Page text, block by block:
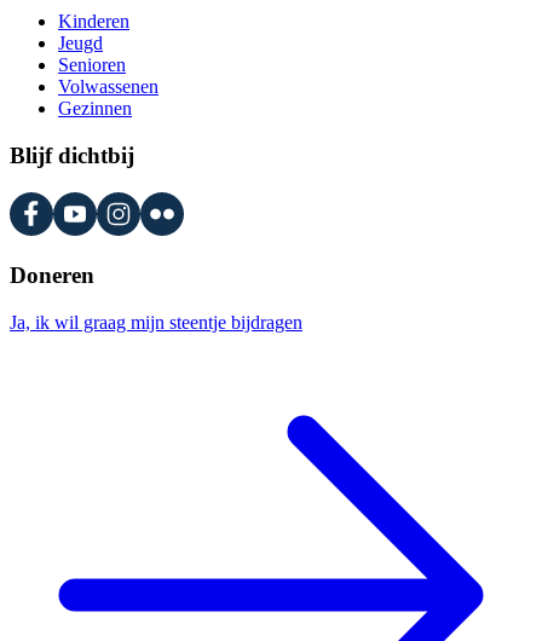
Kinderen
Jeugd
Senioren
Volwassenen
Gezinnen
Blijf dichtbij
Doneren
Ja, ik wil graag mijn steentje bijdragen